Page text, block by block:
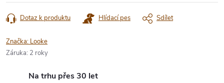
Dotaz k produktu Hlídací pes Sdílet
Značka: Looke
Záruka: 2 roky
Na trhu přes 30 let